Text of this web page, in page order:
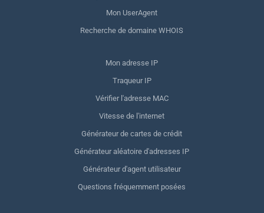
Mon UserAgent
Recherche de domaine WHOIS
Mon adresse IP
Traqueur IP
Vérifier l'adresse MAC
Vitesse de l'internet
Générateur de cartes de crédit
Générateur aléatoire d'adresses IP
Générateur d'agent utilisateur
Questions fréquemment posées